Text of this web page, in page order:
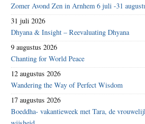
Zomer Avond Zen in Arnhem 6 juli -31
31 juli 2026
Dhyana & Insight – Reevaluating Dhyana
9 augustus 2026
Chanting for World Peace
12 augustus 2026
Wandering the Way of Perfect Wisdom
17 augustus 2026
Boeddha- vakantieweek met Tara, de